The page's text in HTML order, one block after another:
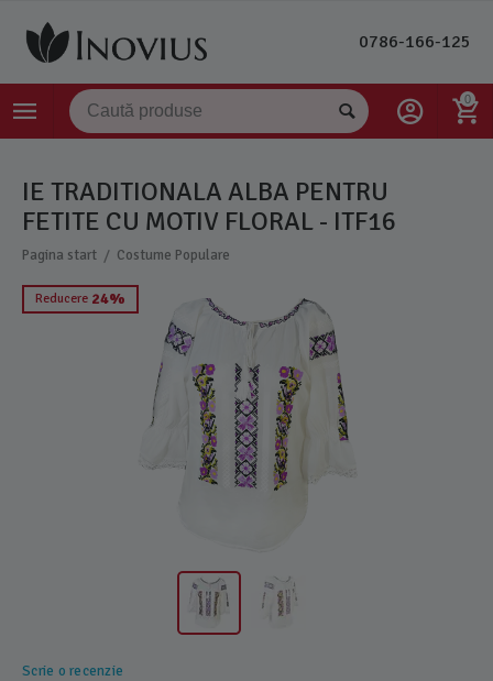
0786-166-125
0
IE TRADITIONALA ALBA PENTRU
FETITE CU MOTIV FLORAL - ITF16
Pagina start / Costume Populare
Reducere 24%
Scrie o recenzie